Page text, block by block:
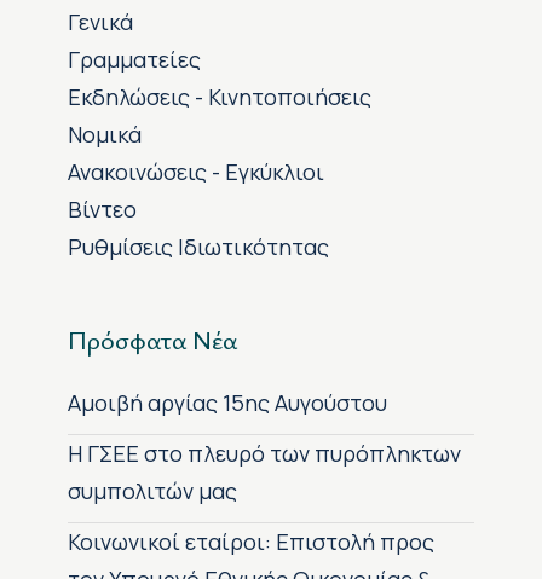
Γενικά
Γραμματείες
Εκδηλώσεις - Κινητοποιήσεις
Νομικά
Ανακοινώσεις - Εγκύκλιοι
Βίντεο
Ρυθμίσεις Ιδιωτικότητας
Πρόσφατα Νέα
Αμοιβή αργίας 15ης Αυγούστου
H ΓΣΕΕ στο πλευρό των πυρόπληκτων
συμπολιτών μας
Κοινωνικοί εταίροι: Επιστολή προς